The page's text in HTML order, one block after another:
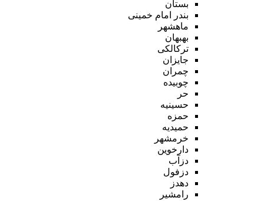
بستان
بندر امام خمینی
ماهشهر
بهبهان
ترکالکی
جایزان
چمران
چوبیده
حر
حسینیه
حمزه
حمیدیه
خرمشهر
دارخوین
دزآب
دزفول
دهدز
رامشیر